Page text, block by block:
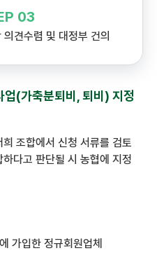
03
견수렴 및 대정부 건의
(가축분퇴비, 퇴비) 지정
조합에서 신청 서류를 검토
다고 판단될 시 농협에 지정
가입한 정규회원업체